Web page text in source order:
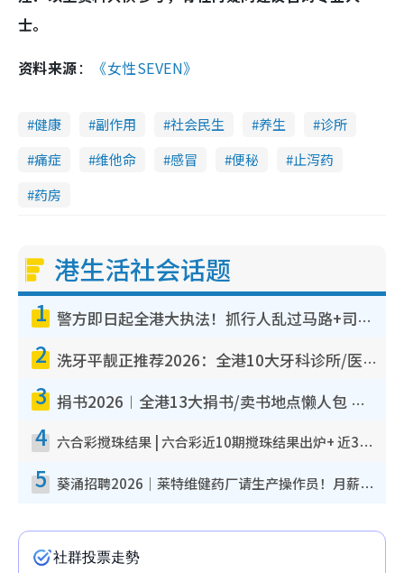
士。
资料来源： 《女性SEVEN》
健康 副作用 社会民生 养生
诊所
痛症
维他命 感冒 便秘
止泻药
药房
港生活社会话题
1 警方即日起全港大执法！抓行人乱过马路+司机不专注驾驶！乱过马路罚$2000
2 洗牙平靓正推荐2026：全港10大牙科诊所/医院懒人包，夜诊至8点/镇静洁牙/医疗券适用
3 捐书2026︱全港13大捐书/卖书地点懒人包 二手课本最高$150＋旧书换免费咖啡/戏票
4 六合彩搅珠结果 | 六合彩近10期搅珠结果出炉+ 近30期最旺热门中奖号码
5 葵涌招聘2026｜莱特维健药厂请生产操作员！月薪高达$1.7万 冷气厂房/五天工作/保障双粮